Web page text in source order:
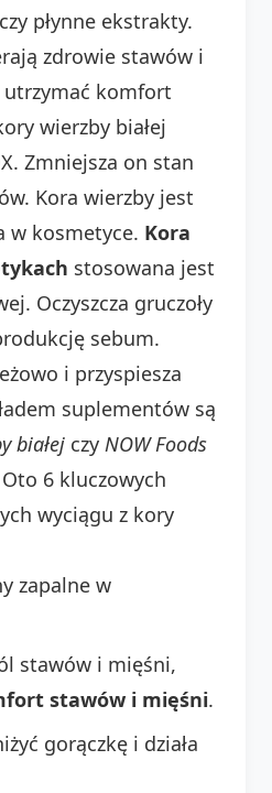
płynne ekstrakty.
zdrowie stawów i
komfort
wierzby białej
Zmniejsza on stan
Kora wierzby jest
w kosmetyce. Kora
stosowana jest
Oczyszcza gruczoły
sebum.
i przyspiesza
suplementów są
białej czy NOW Foods
6 kluczowych
wyciągu z kory
zapalne w
stawów i mięśni,
stawów i mięśni.
gorączkę i działa